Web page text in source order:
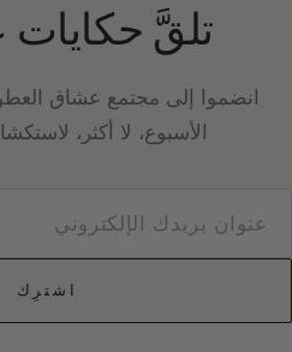
تلقَّ حكايات
انضموا إلى مجتمع عشاق
الأسبوع، لا أكثر،
اشترِك